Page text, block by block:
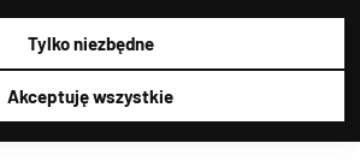
Tylko niezbędne
Akceptuję wszystkie
ELEKTRYCZNE
01706